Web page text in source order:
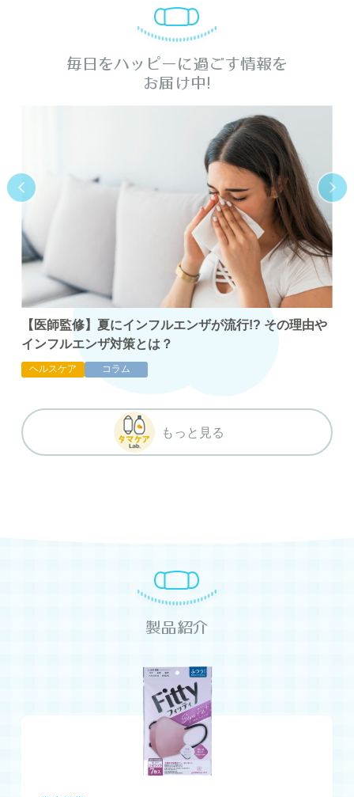
毎日をハッピーに過ごす情報を
お届け中!
【医師監修】夏にインフルエンザが流行!? その理由や
インフルエンザ対策とは？
ヘルスケア コラム
もっと見る
製品紹介